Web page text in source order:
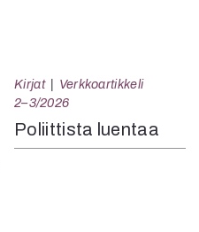
Kirjat
Verkkoartikkeli
2–3/2026
Poliittista luentaa